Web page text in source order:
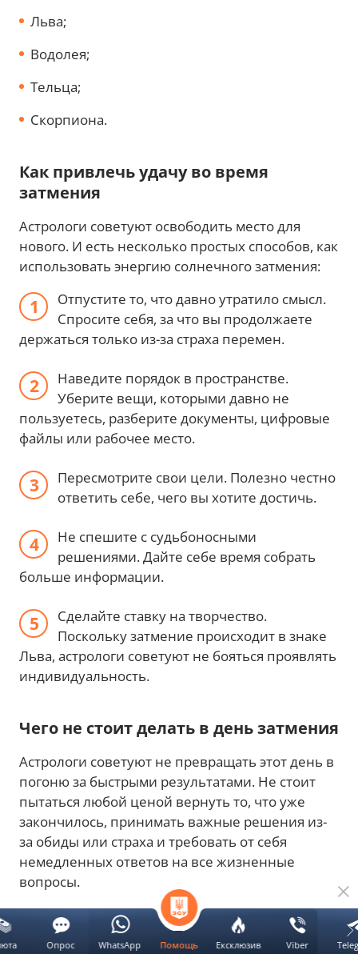
Льва;
Водолея;
Тельца;
Скорпиона.
Как привлечь удачу во время
затмения
Астрологи советуют освободить место для
нового. И есть несколько простых способов, как
использовать энергию солнечного затмения:
Отпустите то, что давно утратило смысл.
Спросите себя, за что вы продолжаете
держаться только из-за страха перемен.
Наведите порядок в пространстве.
Уберите вещи, которыми давно не
пользуетесь, разберите документы, цифровые
файлы или рабочее место.
Пересмотрите свои цели. Полезно честно
ответить себе, чего вы хотите достичь.
Не спешите с судьбоносными
решениями. Дайте себе время собрать
больше информации.
Сделайте ставку на творчество.
Поскольку затмение происходит в знаке
Льва, астрологи советуют не бояться проявлять
индивидуальность.
Чего не стоит делать в день затмения
Астрологи советуют не превращать этот день в
погоню за быстрыми результатами. Не стоит
пытаться любой ценой вернуть то, что уже
закончилось, принимать важные решения из-
за обиды или страха и требовать от себя
немедленных ответов на все жизненные
вопросы.
Делимся также интересными
Помощь Ексклюзив Viber
Опрос WhatsApp